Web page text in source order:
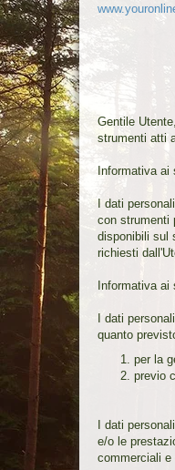
Gentile
strumenti atti
Informativa
I dati
con strumenti
disponibili sul
richiesti
Informativa ai
I dati
quanto
per la
previo
I dati
e/o le
commerciali e